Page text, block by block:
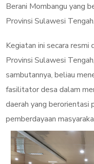
Berani Mombangu yang
Provinsi Sulawesi Tengah.
Kegiatan ini secara
Provinsi Sulawesi
sambutannya, beliau
fasilitator desa dalam
daerah yang berorientasi
pemberdayaan